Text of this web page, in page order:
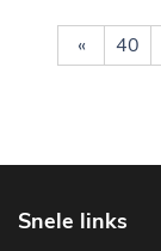
« 40
Snele links